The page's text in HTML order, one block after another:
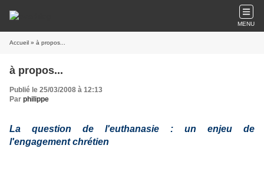
MENU
Accueil » à propos...
à propos...
Publié le 25/03/2008 à 12:13
Par philippe
La question de l'euthanasie : un enjeu de
l'engagement chrétien